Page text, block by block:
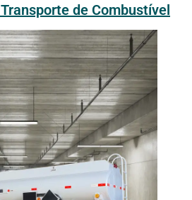
de Combustível